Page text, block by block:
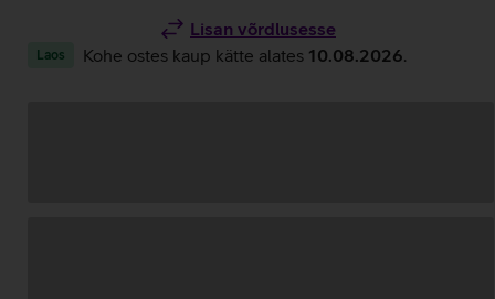
Lisan võrdlusesse
Laos Kohe ostes kaup kätte alates 10.08.2026